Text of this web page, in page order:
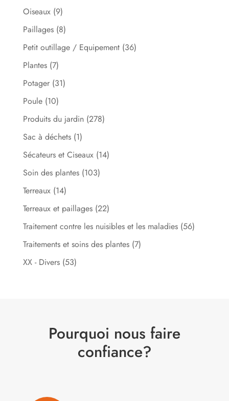
Oiseaux (9)
Paillages (8)
Petit outillage / Equipement (36)
Plantes (7)
Potager (31)
Poule (10)
Produits du jardin (278)
Sac à déchets (1)
Sécateurs et Ciseaux (14)
Soin des plantes (103)
Terreaux (14)
Terreaux et paillages (22)
Traitement contre les nuisibles et les maladies (56)
Traitements et soins des plantes (7)
XX - Divers (53)
Pourquoi nous faire
confiance?